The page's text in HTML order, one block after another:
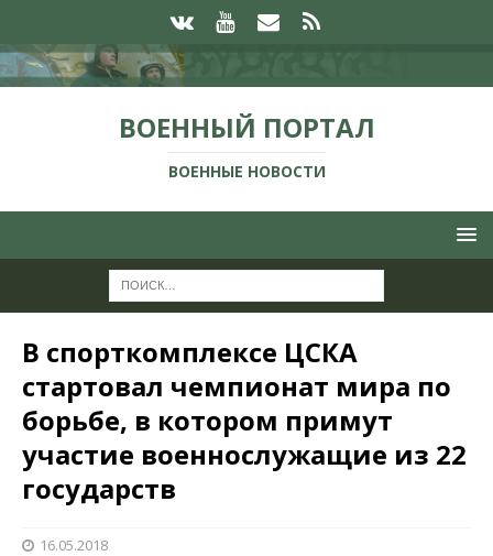
ВОЕННЫЙ ПОРТАЛ
ВОЕННЫЕ НОВОСТИ
В спорткомплексе ЦСКА
стартовал чемпионат мира по
борьбе, в котором примут
участие военнослужащие из 22
государств
16.05.2018